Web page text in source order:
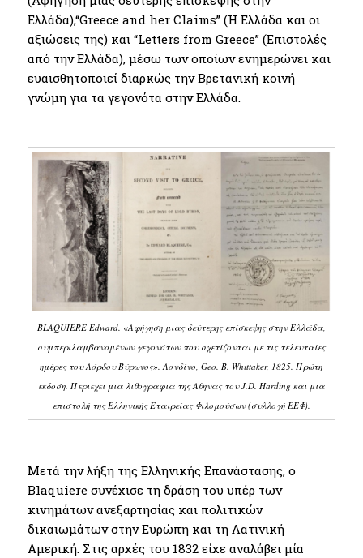
Ελλάδα),“Greece and her Claims” (Η Ελλάδα και οι
αξιώσεις της) και “Letters from Greece” (Επιστολές
από την Ελλάδα), μέσω των οποίων ενημερώνει και
ευαισθητοποιεί διαρκώς την Βρετανική κοινή
γνώμη για τα γεγονότα στην Ελλάδα.
BLAQUIERE Edward. «Αφήγηση μιας δεύτερης επίσκεψης στην Ελλάδα,
συμπεριλαμβανομένων γεγονότων που σχετίζονται με τις τελευταίες
ημέρες του Λόρδου Βύρωνος». Λονδίνο, Geo. Β. Whittaker, 1825. Πρώτη
έκδοση. Περιέχει μια λιθογραφία της Αθήνας του J.D. Harding και μια
επιστολή της Ελληνικής Εταιρείας Φιλομούσων (συλλογή ΕΕΦ).
Μετά την λήξη της Ελληνικής Επανάστασης, ο
Blaquiere συνέχισε τη δράση του υπέρ των
κινημάτων ανεξαρτησίας και πολιτικών
δικαιωμάτων στην Ευρώπη και τη Λατινική
Αμερική. Στις αρχές του 1832 είχε αναλάβει μία